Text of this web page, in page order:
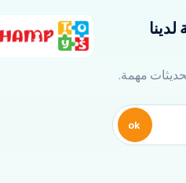
مهمة.
ok